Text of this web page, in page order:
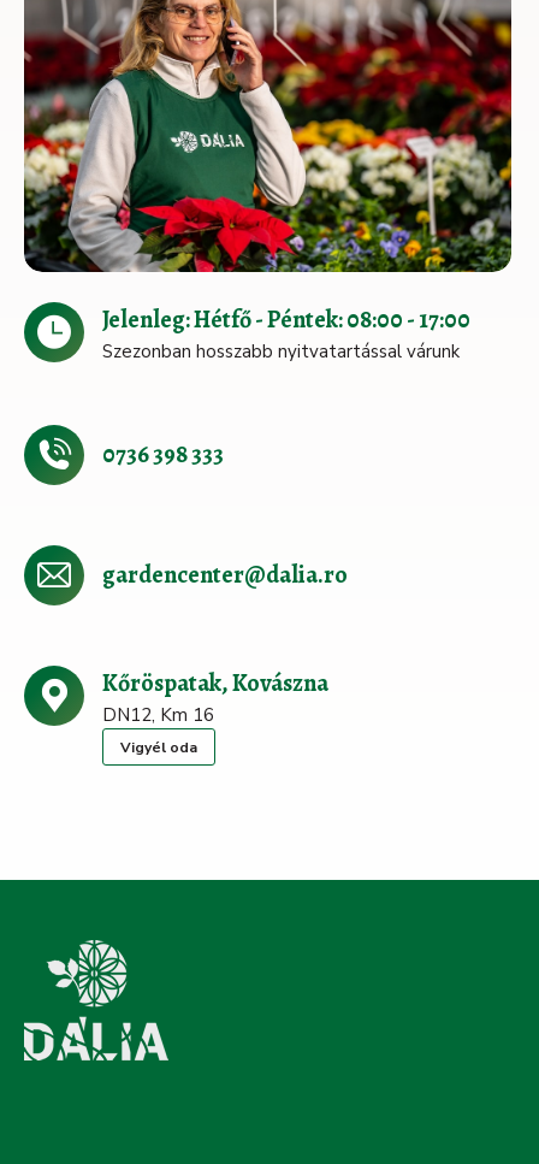
Jelenleg: Hétfő - Péntek: 08:00 - 17:00
Szezonban hosszabb nyitvatartással várunk
0736 398 333
gardencenter@dalia.ro
Kőröspatak, Kovászna
DN12, Km 16
Vigyél oda